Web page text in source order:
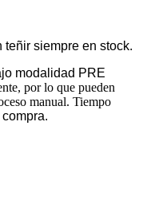
teñir siempre en stock.
modalidad PRE
por lo que pueden
manual. Tiempo